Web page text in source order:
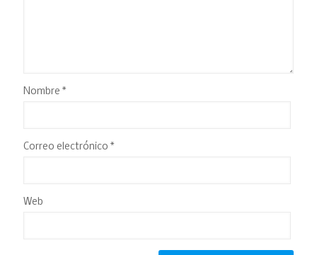
Nombre *
Correo electrónico *
Web